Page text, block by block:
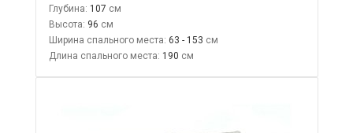
Глубина: 107
Высота: 96
Ширина спального места: 63 - 153
Длина спального места: 190